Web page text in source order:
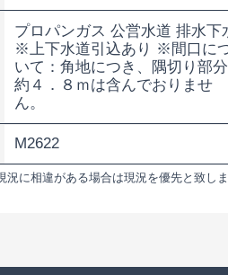
プロパンガス 公営水道 排水下
※上下水道引込あり ※間口に
いて：角地につき、隅切り部分
約４．８ｍは含んでおりませ
ん。
M2622
況に相違がある場合は現況を優先と致し